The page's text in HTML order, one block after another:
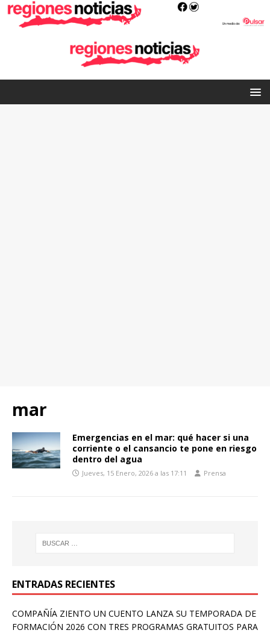
mar
Emergencias en el mar: qué hacer si una
corriente o el cansancio te pone en riesgo
dentro del agua
Jueves, 15 Enero, 2026 a las 17:11 Prensa
ENTRADAS RECIENTES
COMPAÑÍA ZIENTO UN CUENTO LANZA SU TEMPORADA DE
FORMACIÓN 2026 CON TRES PROGRAMAS GRATUITOS PARA